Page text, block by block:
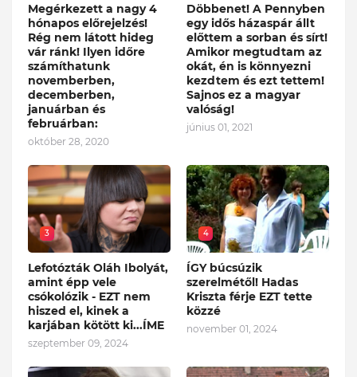
Megérkezett a nagy 4
hónapos előrejelzés!
Rég nem látott hideg
vár ránk! Ilyen időre
számíthatunk
novemberben,
decemberben,
januárban és
februárban:
október 28, 2020
Döbbenet! A Pennyben
egy idős házaspár állt
előttem a sorban és sírt!
Amikor megtudtam az
okát, én is könnyezni
kezdtem és ezt tettem!
Sajnos ez a magyar
valóság!
június 01, 2021
3
Lefotózták Oláh Ibolyát,
amint épp vele
csókolózik - EZT nem
hiszed el, kinek a
karjában kötött ki...ÍME
szeptember 09, 2024
4
ÍGY búcsúzik
szerelmétől! Hadas
Kriszta férje EZT tette
közzé
november 01, 2024